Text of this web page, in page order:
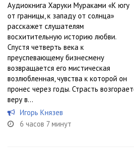
Аудиокнига Харуки Мураками «К югу
от границы, к западу от солнца»
расскажет слушателям
восхитительную историю любви.
Спустя четверть века к
преуспевающему бизнесмену
возвращается его мистическая
возлюбленная, чувства к которой он
пронес через годы. Страсть
веру в...
Игорь Князев
6 часов 7 минут